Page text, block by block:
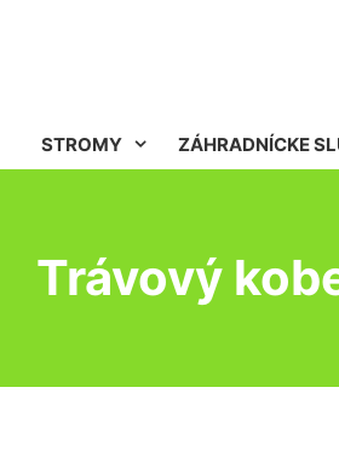
STROMY ZÁHRADNÍCKE
Trávový